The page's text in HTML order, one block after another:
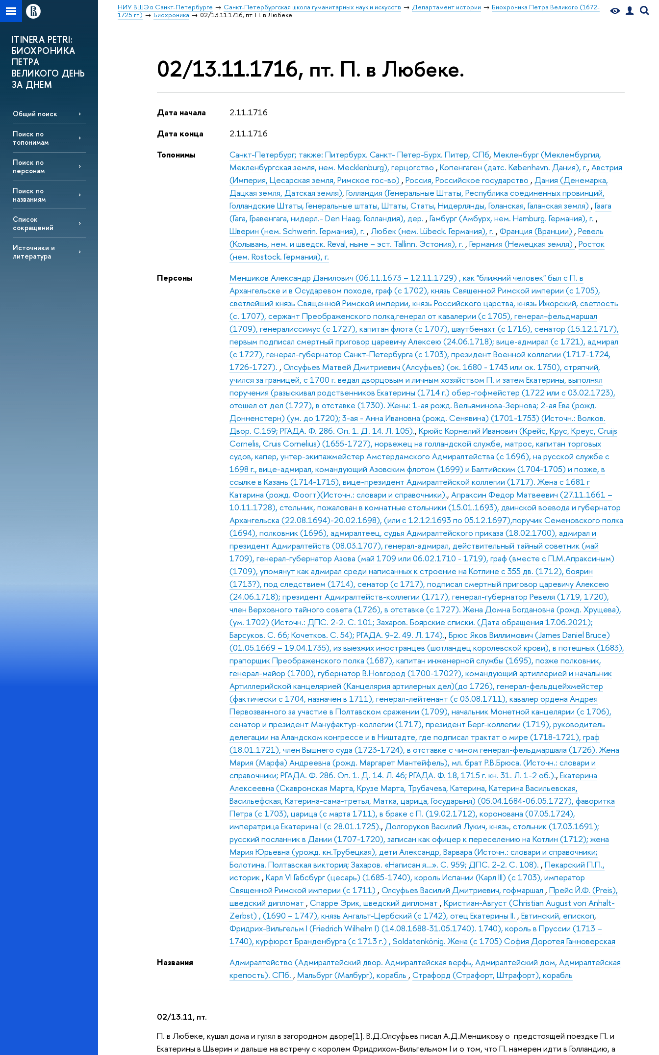
НИУ ВШЭ в Санкт-Петербурге Санкт-Петербургская школа гуманитарных наук и искусств Департамент истории
Биохроника Петра Великого (1672-
1725 гг.)
Биохроника 02/13.11.1716, пт. П. в Любеке.
ITINERA PETRI:
БИОХРОНИКА
ПЕТРА
ВЕЛИКОГО ДЕНЬ
ЗА ДНЕМ
Общий поиск
Поиск по
топонимам
Поиск по
персонам
Поиск по
названиям
Список
сокращений
Источники и
литература
02/13.11.1716, пт. П. в Любеке.
Дата начала
2.11.1716
Дата конца
2.11.1716
Топонимы
Санкт-Петербург; также: Питербурх. Санкт- Петер-Бурх. Питер, СПб, Мекленбург (Меклембургия,
Мекленбургская земля, нем. Mecklenburg), герцогство ,Копенгаген (датс. København. Дания), г.,Австрия
(Империя, Цесарская земля, Римское гос-во) ,Россия, Российское государство ,Дания (Денемарка,
Дацкая земля, Датская земля),Голландия (Генеральные Штаты, Республика соединенных провинций,
Голландские Штаты, Генеральные штаты, Штаты, Статы, Нидерлянды, Голанская, Галанская земля) ,Гаага
(Гага, Гравенгага, нидерл.- Den Haag. Голландия), дер. ,Гамбург (Амбурх, нем. Hamburg. Германия), г. ,
Шверин (нем. Schwerin. Германия), г. ,Любек (нем. Lübeck. Германия), г. ,Франция (Вранции) ,Ревель
(Колывань, нем. и шведск. Reval, ныне – эст. Tallinn. Эстония), г. ,Германия (Немецкая земля) ,Росток
(нем. Rostock. Германия), г.
Персоны
Меншиков Александр Данилович (06.11.1673 – 12.11.1729) , как "ближний человек" был с П. в
Архангельске и в Осударевом походе, граф (с 1702), князь Священной Римской империи (с 1705),
светлейший князь Священной Римской империи, князь Российского царства, князь Ижорский, светлость
(с. 1707), сержант Преображенского полка,генерал от кавалерии (с 1705), генерал-фельдмаршал
(1709), генералиссимус (с 1727), капитан флота (с 1707), шаутбенахт (с 1716), сенатор (15.12.1717),
первым подписал смертный приговор царевичу Алексею (24.06.1718); вице-адмирал (с 1721), адмирал
(с 1727), генерал-губернатор Санкт-Петербурга (с 1703), президент Военной коллегии (1717-1724,
1726-1727). ,Олсуфьев Матвей Дмитриевич (Алсуфьев) (ок. 1680 - 1743 или ок. 1750), стряпчий,
учился за границей, с 1700 г. ведал дворцовым и личным хозяйством П. и затем Екатерины, выполнял
поручения (разыскивал родственников Екатерины (1714 г.) обер-гофмейстер (1722 или с 03.02.1723),
отошел от дел (1727), в отставке (1730). Жены: 1-ая рожд. Вельяминова-Зернова; 2-ая Ева (рожд.
Донненстерн) (ум. до 1720); 3-ая - Анна Ивановна (рожд. Сенявина) (1701-1753) (Источн.: Волков.
Двор. С.159; РГАДА. Ф. 286. Оп. 1. Д. 14. Л. 105).,Крюйс Корнелий Иванович (Крейс, Крус, Креус, Cruijs
Cornelis, Cruis Cornelius) (1655-1727), норвежец на голландской службе, матрос, капитан торговых
судов, капер, унтер-экипажмейстер Амстердамского Адмиралтейства (с 1696), на русской службе с
1698 г., вице-адмирал, командующий Азовским флотом (1699) и Балтийским (1704-1705) и позже, в
ссылке в Казань (1714-1715), вице-президент Адмиралтейской коллегии (1717). Жена с 1681 г
Катарина (рожд. Фоогт)(Источн.: словари и справочники).,Апраксин Федор Матвеевич (27.11.1661 –
10.11.1728), стольник, пожалован в комнатные стольники (15.01.1693), двинской воевода и губернатор
Архангельска (22.08.1694)-20.02.1698), (или с 12.12.1693 по 05.12.1697),поручик Семеновского полка
(1694), полковник (1696), адмиралтеец, судья Адмиралтейского приказа (18.02.1700), адмирал и
президент Адмиралтейств (08.03.1707), генерал-адмирал, действительный тайный советник (май
1709), генерал-губернатор Азова (май 1709 или 06.02.1710 - 1719), граф (вместе с П.М.Апраксиным)
(1709), упомянут как адмирал среди написанных к строение на Котлине с 355 дв. (1712), боярин
(1713?), под следствием (1714), сенатор (с 1717), подписал смертный приговор царевичу Алексею
(24.06.1718); президент Адмиралтейств-коллегии (1717), генерал-губернатор Ревеля (1719, 1720),
член Верховного тайного совета (1726), в отставке (с 1727). Жена Домна Богдановна (рожд. Хрущева),
(ум. 1702) (Источн.: ДПС. 2-2. С. 101; Захаров. Боярские списки. (Дата обращения 17.06.2021);
Барсуков. С. 66; Кочетков. С. 54); РГАДА. 9-2. 49. Л. 174).,Брюс Яков Виллимович (James Daniel Bruce)
(01.05.1669 – 19.04.1735), из выезжих иностранцев (шотландец королевской крови), в потешных (1683),
прапорщик Преображенского полка (1687), капитан инженерной службы (1695), позже полковник,
генерал-майор (1700), губернатор В.Новгород (1700-1702?), командующий артиллерией и начальник
Артиллерийской канцелярией (Канцелярия артилерных дел)(до 1726), генерал-фельдцейхмейстер
(фактически с 1704, назначен в 1711), генерал-лейтенант (с 03.08.1711), кавалер ордена Андрея
Первозванного за участие в Полтавском сражении (1709), начальник Монетной канцелярии (с 1706),
сенатор и президент Мануфактур-коллегии (1717), президент Берг-коллегии (1719), руководитель
делегации на Аландском конгрессе и в Ништадте, где подписал трактат о мире (1718-1721), граф
(18.01.1721), член Вышнего суда (1723-1724), в отставке с чином генерал-фельдмаршала (1726). Жена
Мария (Марфа) Андреевна (рожд. Маргарет Мантейфель), мл. брат Р.В.Брюса. (Источн.: словари и
справочники; РГАДА. Ф. 286. Оп. 1. Д. 14. Л. 46; РГАДА. Ф. 18, 1715 г. кн. 31. Л. 1-2 об.).,Екатерина
Алексеевна (Скавронская Марта, Крузе Марта, Трубачева, Катерина, Катерина Васильевская,
Васильефская, Катерина-сама-третья, Матка, царица, Государыня) (05.04.1684-06.05.1727), фаворитка
Петра (с 1703), царица (с марта 1711), в браке с П. (19.02.1712), коронована (07.05.1724),
императрица Екатерина I (с 28.01.1725).,Долгоруков Василий Лукич, князь, стольник (17.03.1691);
русский посланник в Дании (1707-1720), записан как офицер к переселению на Котлин (1712); жена
Мария Юрьевна (урожд. кн.Трубецкая), дети Александр, Варвара (Источн.: словари и справочники;
Болотина. Полтавская виктория; Захаров. «Написан я…». С. 959; ДПС. 2-2. С. 108). ,Пекарский П.П.,
историк ,Карл VI Габсбург (цесарь) (1685-1740), король Испании (Карл III) (с 1703), император
Священной Римской империи (с 1711) ,Олсуфьев Василий Дмитриевич, гофмаршал ,Прейс Й.Ф. (Preis),
шведский дипломат ,Спарре Эрик, шведский дипломат ,Кристиан-Август (Christian August von Anhalt-
Zerbst) , (1690 – 1747), князь Ангальт-Цербский (с 1742), отец Екатерины II. ,Евтинский, епископ,
Фридрих-Вильгельм I (Friedrich Wilhelm I) (14.08.1688-31.05.1740). 1740), король в Пруссии (1713 –
1740), курфюрст Бранденбурга (с 1713 г.) , Soldatenkönig. Жена (с 1705) София Доротея Ганноверская
Названия
Адмиралтейство (Адмиралтейский двор. Адмиралтейская верфь, Адмиралтейский дом, Адмиралтейская
крепость). СПб. , Мальбург (Малбург), корабль ,Страфорд (Страфорт, Штрафорт), корабль
02/13.11, пт.
П. в Любеке, кушал дома и гулял в загородном дворе[1]. В.Д.Олсуфьев писал А.Д.Меншикову о предстоящей поездке П. и
Екатерины в Шверин и дальше на встречу с королем Фридрихом-Вильгельмом I и о том, что П. намерен идти в Голландию, а